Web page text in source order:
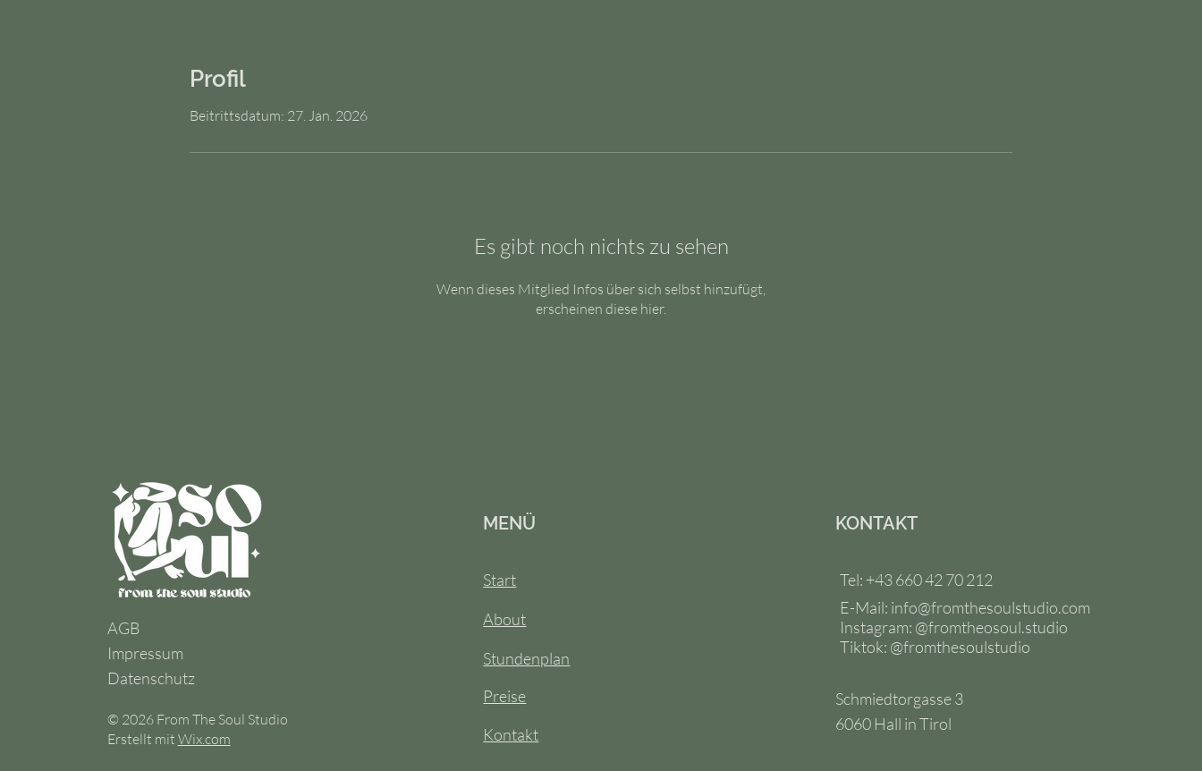
Profil
Beitrittsdatum: 27. Jan. 2026
Es gibt noch nichts zu sehen
Wenn dieses Mitglied Infos über sich selbst hinzufügt,
erscheinen diese hier.
AGB
Impressum
Datenschutz
© 2026 From The Soul Studio
Erstellt mit Wix.com
MENÜ
Start
About
Stundenplan
Preise
Kontakt
KONTAKT
Tel: +43 660 42 70 212
E-Mail: info@fromthesoulstudio.com
Instagram: @fromtheosoul.studio
Tiktok: @fromthesoulstudio
Schmiedtorgasse 3
6060 Hall in Tirol